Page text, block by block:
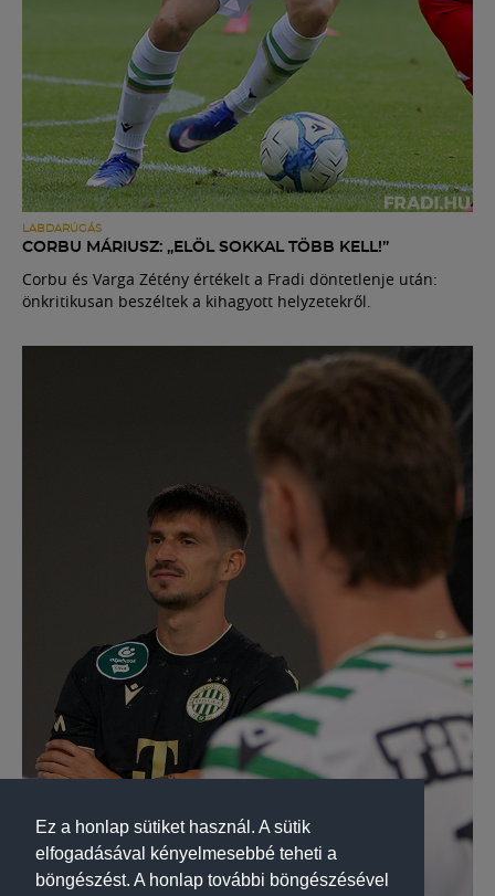
Ez a honlap sütiket használ. A sütik
elfogadásával kényelmesebbé teheti a
böngészést. A honlap további böngészésével
LABDARÚGÁS
CORBU MÁRIUSZ: „ELÖL SOKKAL TÖBB KELL!”
Corbu és Varga Zétény értékelt a Fradi döntetlenje után:
önkritikusan beszéltek a kihagyott helyzetekről.